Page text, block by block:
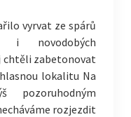
vyrvat ze spárů
i novodobých
chtěli zabetonovat
lokalitu Na
pozoruhodným
rozjezdit